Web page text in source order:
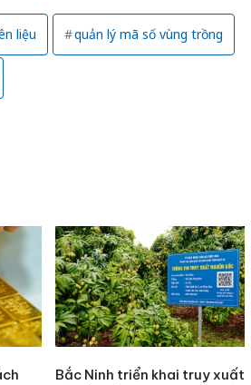
liệu quản lý mã số vùng trồng
Bắc Ninh triển khai truy xuất